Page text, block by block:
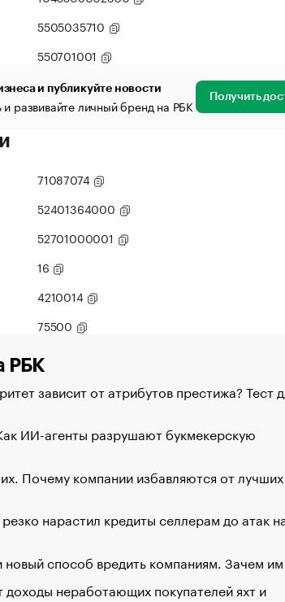
5505035710
550701001
и публикуйте новости
развивайте личный бренд на РБК Получить
71087074
52401364000
52701000001
16
4210014
75500
РБК
зависит от атрибутов престижа? Тест
ИИ-агенты разрушают букмекерскую
Почему компании избавляются от лучших
нарастил кредиты селлерам до атак
новый способ вредить компаниям. Зачем
доходы неработающих покупателей яхт и